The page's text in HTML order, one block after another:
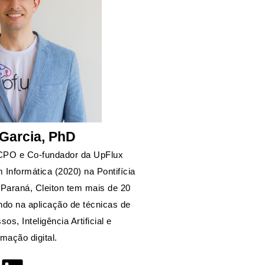
PhD
e Co-fundador da UpFlux
Informática (2020) na Pontifícia
Cleiton tem mais de 20
na aplicação de técnicas de
Inteligência Artificial e
digital.